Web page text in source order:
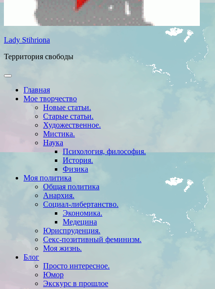
Lady Stihriona
Территория свободы
Главная
Мое творчество
Новые статьи.
Старые статьи.
Художественное.
Мистика.
Наука
Психология, философия.
История.
Физика
Моя политика
Общая политика
Анархия.
Социал-либертанство.
Экономика.
Медецина
Юриспруденция.
Секс-позитивный феминизм.
Моя жизнь.
Блог
Просто интересное.
Юмор
Экскурс в прошлое